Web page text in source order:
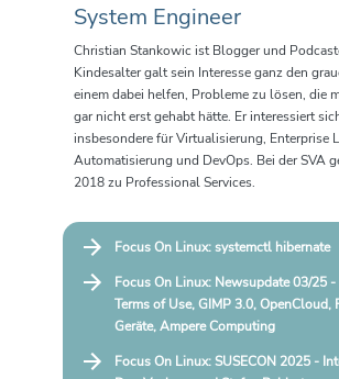
System Engineer
Christian Stankowic ist Blogger und
Kindesalter galt sein Interesse ganz den
einem dabei helfen, Probleme zu lösen, die
gar nicht erst gehabt hätte. Er interessiert
insbesondere für Virtualisierung, Enterprise
Automatisierung und DevOps. Bei der SVA
2018 zu Professional Services.
Focus On Linux: systemctl hibernate
Focus On Linux: Newsupdate 03/25 -
Terms of Use, GIMP 3.0, OpenCloud,
Geräte, Ampere Computing
Focus On Linux: SUSECON 2025 -